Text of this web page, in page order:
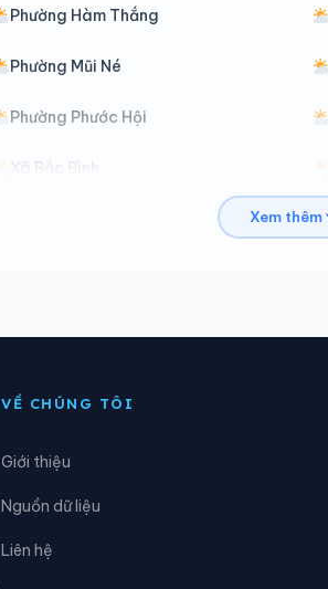
Phường Hàm Thắng
Phường Mũi Né
Phường Phước Hội
Xã Bắc Bình
Xã Đam Rông 2
Xem thêm
VỀ CHÚNG TÔI
Giới thiệu
Nguồn dữ liệu
Liên hệ